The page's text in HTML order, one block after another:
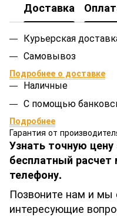
Доставка
Курьерская
Самовывоз
Подробнее о доставке
Наличные
С помощью
Подробнее
Гарантия от
Узнать точную
бесплатный
телефону.
Позвоните нам и мы
интересующие